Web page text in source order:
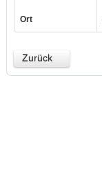
Ort
Zurück